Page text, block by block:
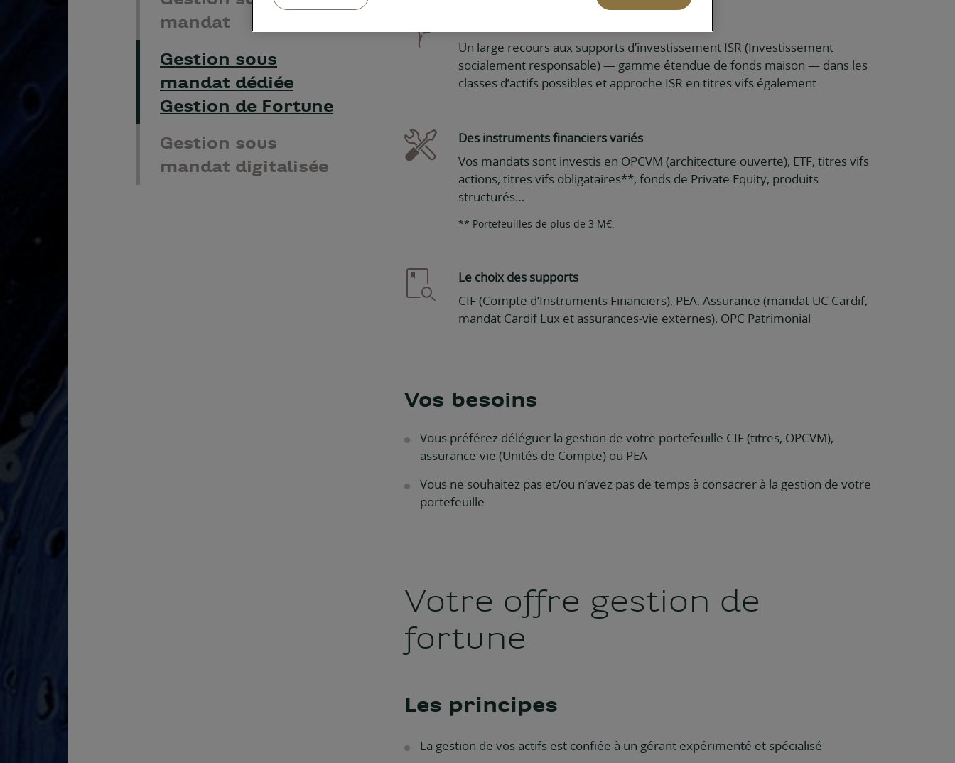
mandat
Gestion sous
mandat dédiée
Gestion de Fortune
Gestion sous
mandat digitalisée
Un large recours aux supports d’investissement ISR (Investissement
socialement responsable) — gamme étendue de fonds maison — dans les
classes d’actifs possibles et approche ISR en titres vifs également
Des instruments financiers variés
Vos mandats sont investis en OPCVM (architecture ouverte), ETF, titres vifs
actions, titres vifs obligataires**, fonds de Private Equity, produits
structurés…
** Portefeuilles de plus de 3 M€.
Le choix des supports
CIF (Compte d’Instruments Financiers), PEA, Assurance (mandat UC Cardif,
mandat Cardif Lux et assurances-vie externes), OPC Patrimonial
Vos besoins
Vous préférez déléguer la gestion de votre portefeuille CIF (titres, OPCVM),
assurance-vie (Unités de Compte) ou PEA
Vous ne souhaitez pas et/ou n’avez pas de temps à consacrer à la gestion de votre
portefeuille
Votre offre gestion de
fortune
Les principes
La gestion de vos actifs est confiée à un gérant expérimenté et spécialisé